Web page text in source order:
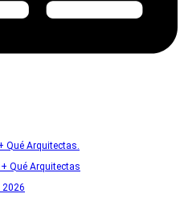
Qué Arquitectas.
Qué Arquitectas
2026